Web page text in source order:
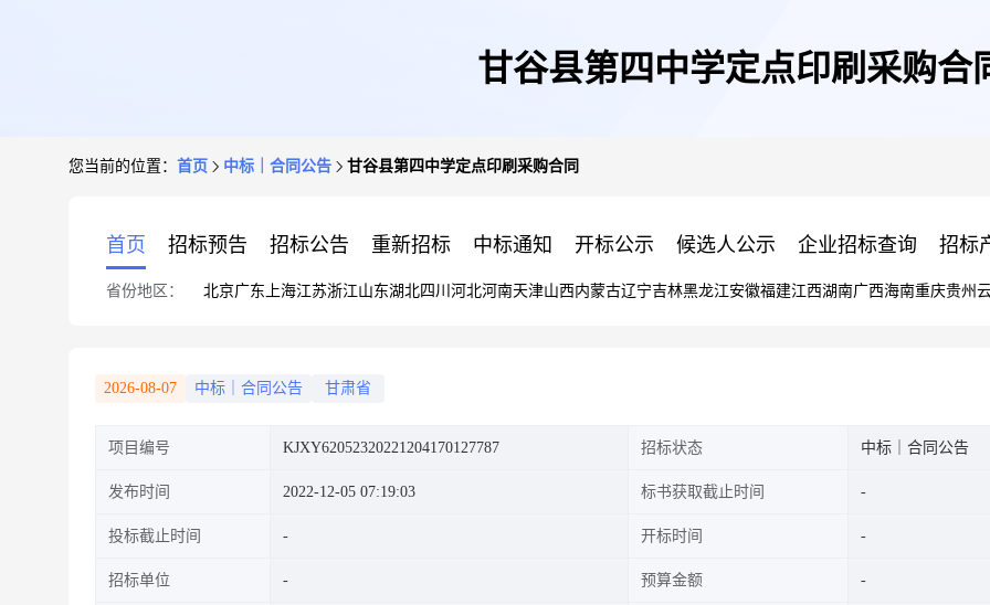
甘谷县第四中学定点印刷采购合
您当前的位置： 首页 中标｜合同公告 甘谷县第四中学定点印刷采购合同
首页 招标预告 招标公告 重新招标 中标通知 开标公示 候选人公示 企业招标查询 招标
省份地区： 北京广东 上海江苏浙江山东湖北四川 河北河南天津山西内蒙古辽宁吉林黑龙江安徽福建江西湖南广西海南重庆贵州
2026-08-07 中标｜合同公告 甘肃省
项目编号 KJXY62052320221204170127787 招标状态 中标｜合同公告
发布时间 2022-12-05 07:19:03 标书获取截止时间
投标截止时间 开标时间
招标单位 预算金额